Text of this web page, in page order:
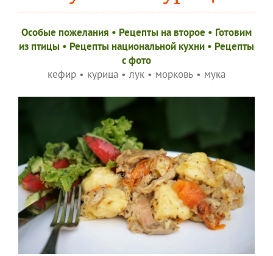
Особые пожелания • Рецепты на второе • Готовим
из птицы • Рецепты национальной кухни • Рецепты
c фото
кефир • курица • лук • морковь • мука